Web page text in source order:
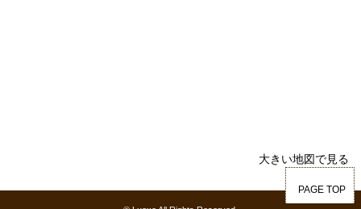
PAGE TOP
大きい地図で見る